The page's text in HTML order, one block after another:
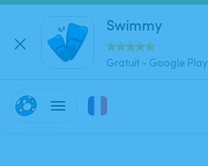
Swimmy
Gratuit - Google Play